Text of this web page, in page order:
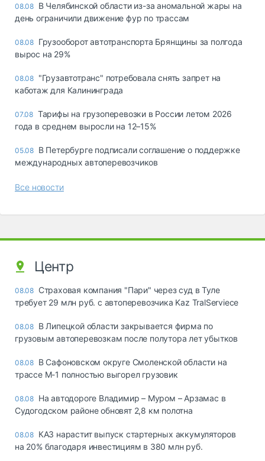
08.08 В Челябинской области из-за аномальной жары на
день ограничили движение фур по трассам
08.08 Грузооборот автотранспорта Брянщины за полгода
вырос на 29%
08.08 "Грузавтотранс" потребовала снять запрет на
каботаж для Калининграда
07.08 Тарифы на грузоперевозки в России летом 2026
года в среднем выросли на 12–15%
05.08 В Петербурге подписали соглашение о поддержке
международных автоперевозчиков
Все новости
Центр
08.08 Страховая компания "Пари" через суд в Туле
требует 29 млн руб. с автоперевозчика Kaz TralServiece
08.08 В Липецкой области закрывается фирма по
грузовым автоперевозкам после полутора лет убытков
08.08 В Сафоновском округе Смоленской области на
трассе М-1 полностью выгорел грузовик
08.08 На автодороге Владимир – Муром – Арзамас в
Судогодском районе обновят 2,8 км полотна
08.08 КАЗ нарастит выпуск стартерных аккумуляторов
на 20% благодаря инвестициям в 380 млн руб.